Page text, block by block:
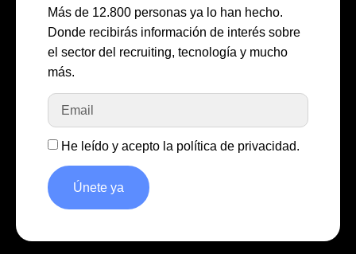
Más de 12.800 personas ya lo han hecho.
Donde recibirás información de interés sobre
el sector del recruiting, tecnología y mucho
más.
He leído y acepto la política de privacidad.
Únete ya